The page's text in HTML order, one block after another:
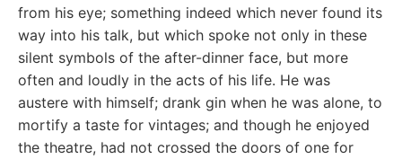
from his eye; something indeed which never found its
way into his talk, but which spoke not only in these
silent symbols of the after-dinner face, but more
often and loudly in the acts of his life. He was
austere with himself; drank gin when he was alone, to
mortify a taste for vintages; and though he enjoyed
the theatre, had not crossed the doors of one for